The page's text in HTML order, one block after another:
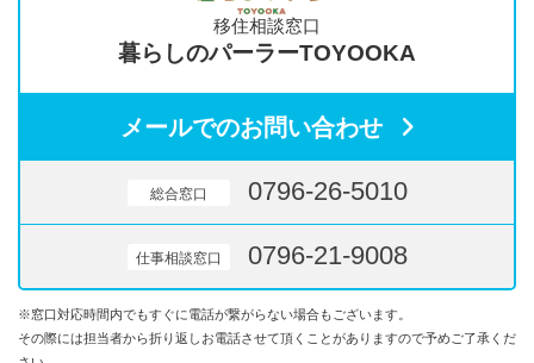
移住相談窓口
暮らしのパーラーTOYOOKA
メールでのお問い合わせ
総合窓口 0796-26-5010
仕事相談窓口 0796-21-9008
※窓口対応時間内でもすぐに電話が繋がらない場合もございます。
その際には担当者から折り返しお電話させて頂くことがありますので予めご了承くだ